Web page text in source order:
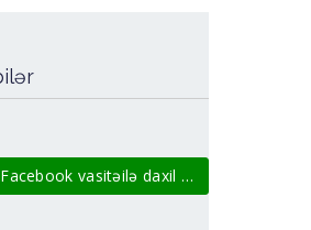
Facebook vasitəilə daxil ol